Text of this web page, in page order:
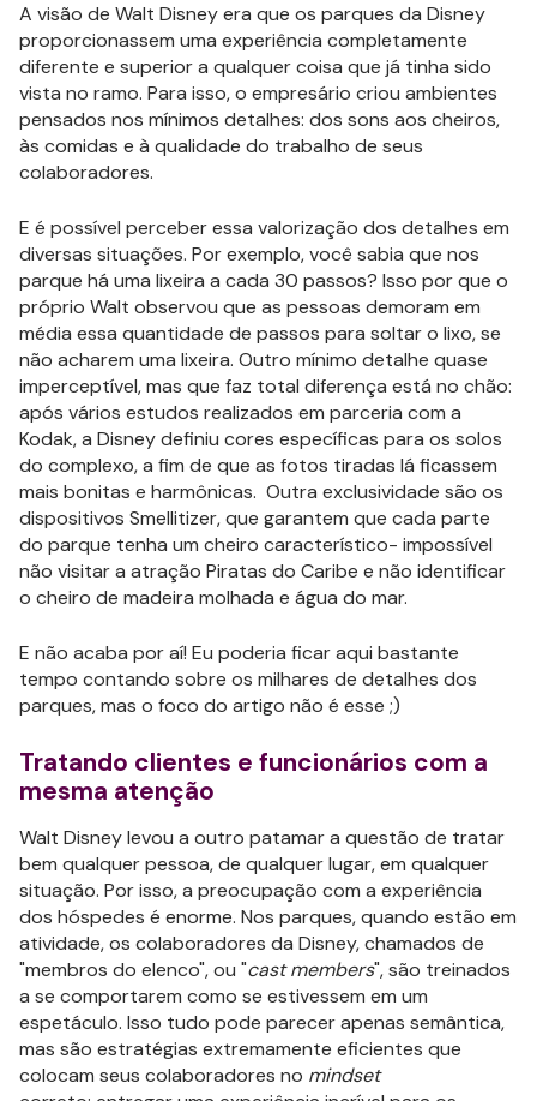
A visão de Walt Disney era que os parques da Disney
proporcionassem uma experiência completamente
diferente e superior a qualquer coisa que já tinha sido
vista no ramo. Para isso, o empresário criou ambientes
pensados nos mínimos detalhes: dos sons aos cheiros,
às comidas e à qualidade do trabalho de seus
colaboradores.
E é possível perceber essa valorização dos detalhes em
diversas situações. Por exemplo, você sabia que nos
parque há uma lixeira a cada 30 passos? Isso por que o
próprio Walt observou que as pessoas demoram em
média essa quantidade de passos para soltar o lixo, se
não acharem uma lixeira. Outro mínimo detalhe quase
imperceptível, mas que faz total diferença está no chão:
após vários estudos realizados em parceria com a
Kodak, a Disney definiu cores específicas para os solos
do complexo, a fim de que as fotos tiradas lá ficassem
mais bonitas e harmônicas. Outra exclusividade são os
dispositivos Smellitizer, que garantem que cada parte
do parque tenha um cheiro característico- impossível
não visitar a atração Piratas do Caribe e não identificar
o cheiro de madeira molhada e água do mar.
E não acaba por aí! Eu poderia ficar aqui bastante
tempo contando sobre os milhares de detalhes dos
parques, mas o foco do artigo não é esse ;)
Tratando clientes e funcionários com a
mesma atenção
Walt Disney levou a outro patamar a questão de tratar
bem qualquer pessoa, de qualquer lugar, em qualquer
situação. Por isso, a preocupação com a experiência
dos hóspedes é enorme. Nos parques, quando estão em
atividade, os colaboradores da Disney, chamados de
"membros do elenco", ou "cast members", são treinados
a se comportarem como se estivessem em um
espetáculo. Isso tudo pode parecer apenas semântica,
mas são estratégias extremamente eficientes que
colocam seus colaboradores no mindset